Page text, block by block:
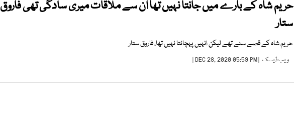
حریم شاہ کے بارے میں جانتا نہیں تھا ان سے ملاقات میری سادگی تھی فاروق
ستار
حریم شاہ کے قصے سنے تھے لیکن انہیں پہچانتا نہیں تھا، فاروق ستار
ویب ڈیسک | DEC 28, 2020 05:59 PM |